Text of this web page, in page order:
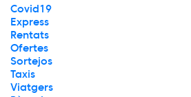
Covid19
Express
Rentats
Ofertes
Sortejos
Taxis
Viatgers